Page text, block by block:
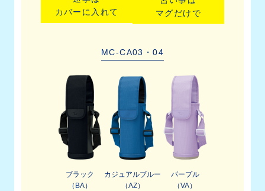
カバーに入れて
マグだけで
MC-CA03・04
ブラック
（BA）
カジュアルブルー
（AZ）
パープル
（VA）